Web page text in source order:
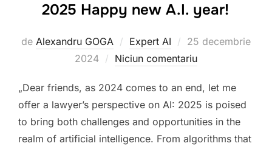
2025 Happy new A.I. year!
de Alexandru GOGA Expert AI
Publicat
pe
25 decembrie
2024
Niciun comentariu
„Dear friends, as 2024 comes to an end, let me
offer a lawyer’s perspective on AI: 2025 is poised
to bring both challenges and opportunities in the
realm of artificial intelligence. From algorithms that